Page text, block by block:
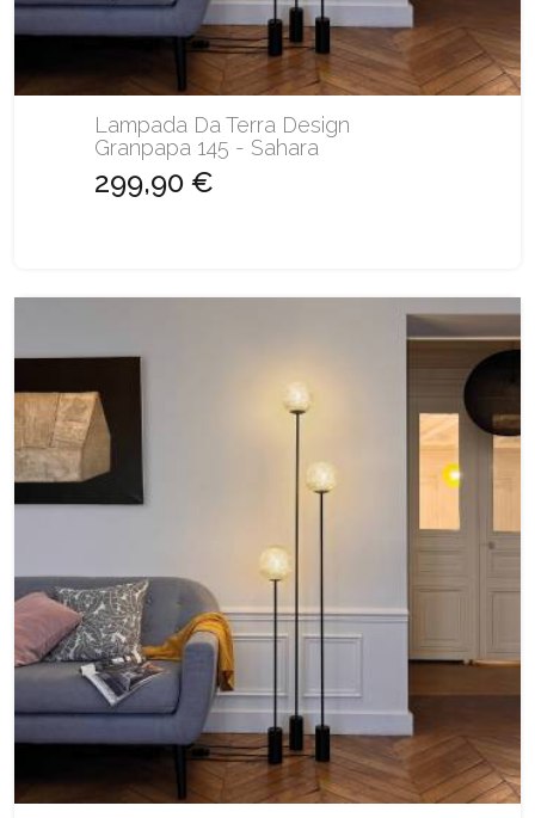
Lampada Da Terra Design
Granpapa 145 - Sahara
299,90 €